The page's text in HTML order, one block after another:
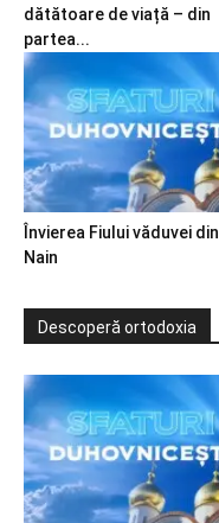
dătătoare de viață – din
partea...
Învierea Fiului văduvei din
Nain
Descoperă ortodoxia